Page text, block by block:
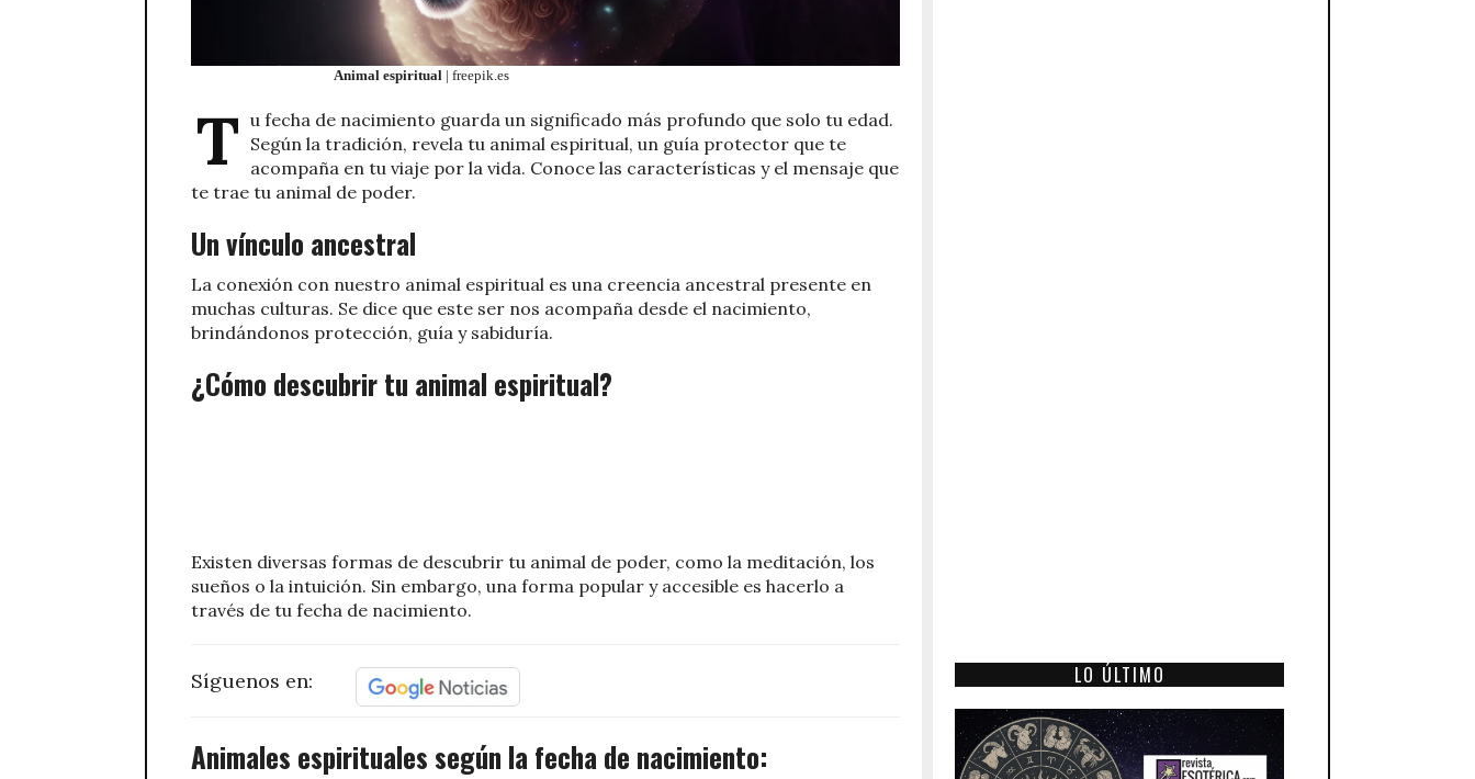
Animal espiritual | freepik.es
T u fecha de nacimiento guarda un significado más profundo que solo tu edad.
Según la tradición, revela tu animal espiritual, un guía protector que te
acompaña en tu viaje por la vida. Conoce las características y el mensaje que
te trae tu animal de poder.
Un vínculo ancestral
La conexión con nuestro animal espiritual es una creencia ancestral presente en
muchas culturas. Se dice que este ser nos acompaña desde el nacimiento,
brindándonos protección, guía y sabiduría.
¿Cómo descubrir tu animal espiritual?
Existen diversas formas de descubrir tu animal de poder, como la meditación, los
sueños o la intuición. Sin embargo, una forma popular y accesible es hacerlo a
través de tu fecha de nacimiento.
Síguenos en:
Animales espirituales según la fecha de nacimiento:
LO ÚLTIMO